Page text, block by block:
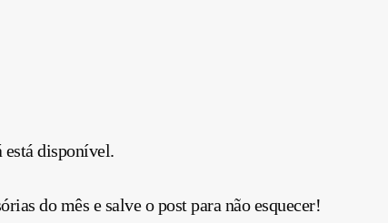
está disponível.
do mês e salve o post para não esquecer!